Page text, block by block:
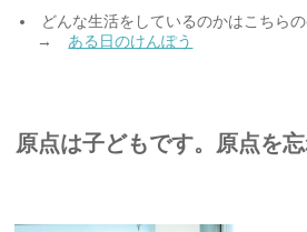
どんな生活をしているのかはこちら
→ ある日のけんぽう
原点は子どもです。原点を